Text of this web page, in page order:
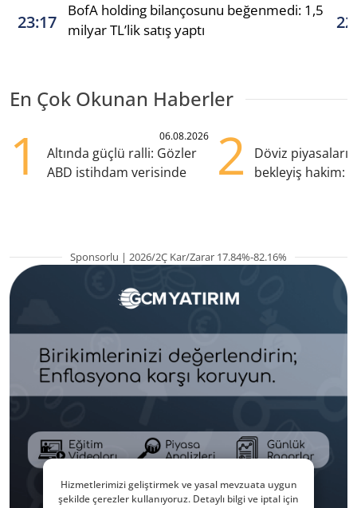
23:17
BofA holding bilançosunu beğenmedi: 1,5
milyar TL’lik satış yaptı
En Çok Okunan Haberler
1 06.08.2026
Altında güçlü ralli: Gözler
ABD istihdam verisinde
2
Döviz
bekleyiş hakim:
Sponsorlu | 2026/2Ç Kar/Zarar 17.84%-82.16%
Hizmetlerimizi geliştirmek ve yasal mevzuata uygun
şekilde çerezler kullanıyoruz. Detaylı bilgi ve iptal için